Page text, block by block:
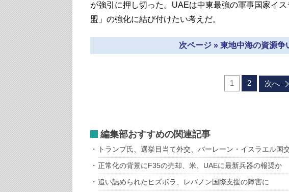
が強引に押し切った。UAEは中東最強の軍事国家イ
盟」の強化に結び付けたい考えだ。
次ページ » 東地中海の資源争
1 2 次へ
編集部おすすめの関連記事
トランプ氏、選挙目当て外交、バーレーン・イスラエル国
正常化の背景にF35の売却、米、UAEに最新兵器の報奨か
追い詰められたヒズボラ、レバノン国際支援の障害に